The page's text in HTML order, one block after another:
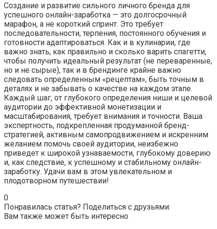
Создание и развитие сильного личного бренда для
успешного онлайн-заработка — это долгосрочный
марафон, а не короткий спринт. Это требует
последовательности, терпения, постоянного обучения и
готовности адаптироваться. Как и в кулинарии, где
важно знать, как правильно и сколько варить спагетти,
чтобы получить идеальный результат (не переваренные,
но и не сырые), так и в брендинге крайне важно
следовать определенным «рецептам», быть точным в
деталях и не забывать о качестве на каждом этапе.
Каждый шаг, от глубокого определения ниши и целевой
аудитории до эффективной монетизации и
масштабирования, требует внимания и точности. Ваша
экспертность, подкрепленная продуманной бренд-
стратегией, активным самопродвижением и искренним
желанием помочь своей аудитории, неизбежно
приведет к широкой узнаваемости, глубокому доверию
и, как следствие, к успешному и стабильному онлайн-
заработку. Удачи вам в этом увлекательном и
плодотворном путешествии!
0
Понравилась статья? Поделиться с друзьями:
Вам также может быть интересно